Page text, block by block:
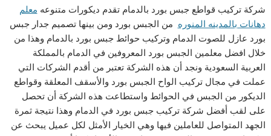
شركة تركيب قواطع جبس بورد بالدمام تقدم ديكورات متنوعه معلم
دهانات بالمدينه المنوره من الجبس بورد ومن بينها تصميم جدار جبس
بورد عازل للصوت الدمام وتركيب حوائط جبس بورد بالدمام وهذا من
خلال افضل معلمين الجبس بورد المعروفين في الدمام بالمملكة
العربية السعودية ونجد أن هذه الشركة تعتبر من أقدم الشركات التي
عملت في مجال تركيب الواح الجبس بورد والأسقف المعلقة وقواطع
الديكور من الجبس في الحوائط واستطاعت هذه الشركة أن تحصل
على لقب أفضل شركة تركيب جبس بورد في الدمام وهذا نتيجة ثمرة
الجهد المتواصل للعاملين فيها وهي الخيار الأمثل لكل عميل يبحث عن